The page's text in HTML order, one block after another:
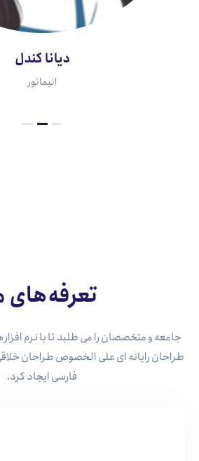
دیانا کندل
انیماتور
تعرفه‌های
جامعه و متخصصان را می طلبد تا با نرم
طراحان رایانه ای علی الخصوص طراحان
فارسی ایجاد کرد.